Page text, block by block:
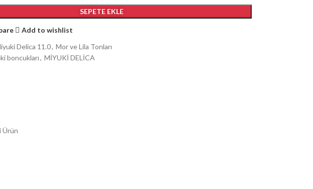
SEPETE EKLE
Add to wishlist
Delica 11.0, Mor ve Lila Tonları
boncukları, MİYUKİ DELİCA
Ürün